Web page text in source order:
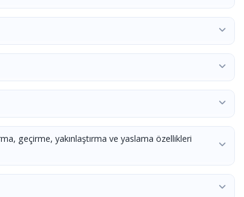
geçirme, yakınlaştırma ve yaslama özellikleri